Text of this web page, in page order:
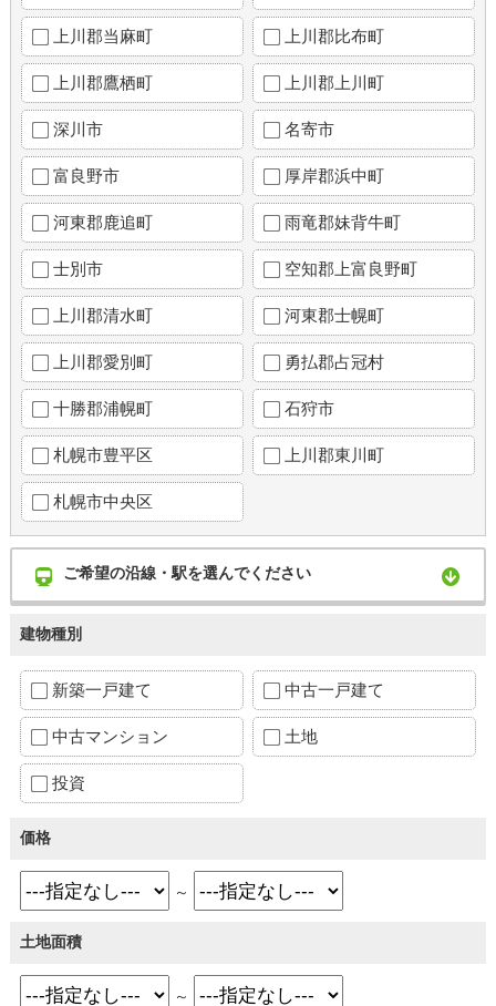
上川郡当麻町 上川郡比布町
上川郡鷹栖町 上川郡上川町
深川市 名寄市
富良野市 厚岸郡浜中町
河東郡鹿追町 雨竜郡妹背牛町
士別市 空知郡上富良野町
上川郡清水町 河東郡士幌町
上川郡愛別町 勇払郡占冠村
十勝郡浦幌町 石狩市
札幌市豊平区 上川郡東川町
札幌市中央区
ご希望の沿線・駅を選んでください
建物種別
新築一戸建て 中古一戸建て
中古マンション 土地
投資
価格
～
土地面積
～